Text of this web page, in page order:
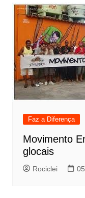
Faz a Diferença
Movimento
glocais
Rociclei